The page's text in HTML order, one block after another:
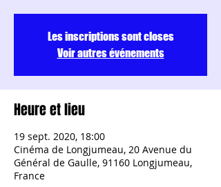
Les inscriptions sont closes
Voir autres événements
Heure et lieu
19 sept. 2020, 18:00
Cinéma de Longjumeau, 20 Avenue du
Général de Gaulle, 91160 Longjumeau,
France